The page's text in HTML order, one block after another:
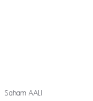
Saham AALI